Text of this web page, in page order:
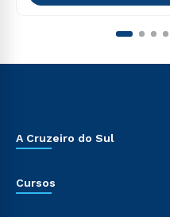
A Cruzeiro do Sul
Cursos